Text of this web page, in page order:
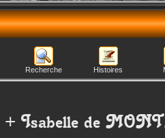
Recherche Histoires
+ Isabelle de